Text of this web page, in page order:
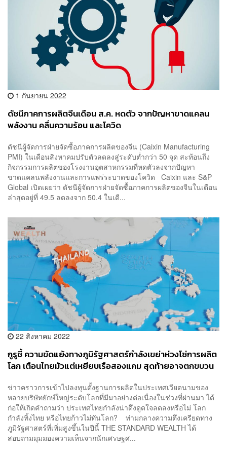
1 กันยายน 2022
ดัชนีภาคการผลิตจีนเดือน ส.ค. หดตัว จากปัญหาขาดแคลน
พลังงาน คลื่นความร้อน และโควิด
ดัชนีผู้จัดการฝ่ายจัดซื้อภาคการผลิตของจีน (Caixin Manufacturing
PMI) ในเดือนสิงหาคมปรับตัวลดลงสู่ระดับต่ำกว่า 50 จุด สะท้อนถึง
กิจกรรมการผลิตของโรงงานอุตสาหกรรมที่หดตัวลงจากปัญหา
ขาดแคลนพลังงานและการแพร่ระบาดของโควิด Caixin และ S&P
Global เปิดเผยว่า ดัชนีผู้จัดการฝ่ายจัดซื้อภาคการผลิตของจีนในเดือน
ล่าสุดอยู่ที่ 49.5 ลดลงจาก 50.4 ในเดื...
22 สิงหาคม 2022
กูรูชี้ ความขัดแย้งทางภูมิรัฐศาสตร์กำลังเขย่าห่วงโซ่การผลิต
โลก เตือนไทยมัวแต่เหยียบเรือสองแคม สุดท้ายอาจตกขบวน
ข่าวคราวการเข้าไปลงทุนตั้งฐานการผลิตในประเทศเวียดนามของ
หลายบริษัทยักษ์ใหญ่ระดับโลกที่มีมาอย่างต่อเนื่องในช่วงที่ผ่านมา ได้
ก่อให้เกิดคำถามว่า ประเทศไทยกำลังน่าดึงดูดใจลดลงหรือไม่ โลก
กำลังทิ้งไทย หรือไทยก้าวไม่ทันโลก? ท่ามกลางความตึงเครียดทาง
ภูมิรัฐศาสตร์ที่เพิ่มสูงขึ้นในปีนี้ THE STANDARD WEALTH ได้
สอบถามมุมมองความเห็นจากนักเศรษฐศ...